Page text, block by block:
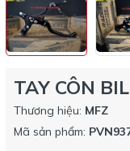
TAY CÔN
Thương hiệu: MFZ
Mã sản phẩm: